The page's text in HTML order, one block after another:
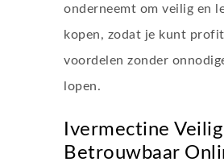
onderneemt om veilig en
kopen, zodat je kunt
voordelen zonder
lopen.
Ivermectine
Betrouwbaar